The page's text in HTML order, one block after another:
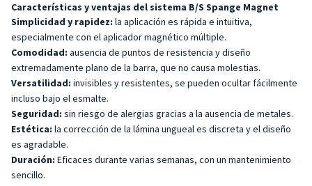
Características y ventajas del sistema B/S Spange Magnet
Simplicidad y rapidez: la aplicación es rápida e intuitiva,
especialmente con el aplicador magnético múltiple.
Comodidad: ausencia de puntos de resistencia y diseño
extremadamente plano de la barra, que no causa molestias.
Versatilidad: invisibles y resistentes, se pueden ocultar fácilmente
incluso bajo el esmalte.
Seguridad: sin riesgo de alergias gracias a la ausencia de metales.
Estética: la corrección de la lámina ungueal es discreta y el diseño
es agradable.
Duración: Eficaces durante varias semanas, con un mantenimiento
sencillo.